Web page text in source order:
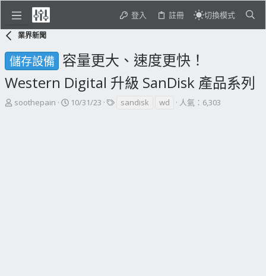
登入 註冊 切換模式
業界新聞
儲存設備 容量更大、速度更快！
Western Digital 升級 SanDisk 產品系列
主
soothepain
開
10/31/23
標sandisk wd 人氣：6,303